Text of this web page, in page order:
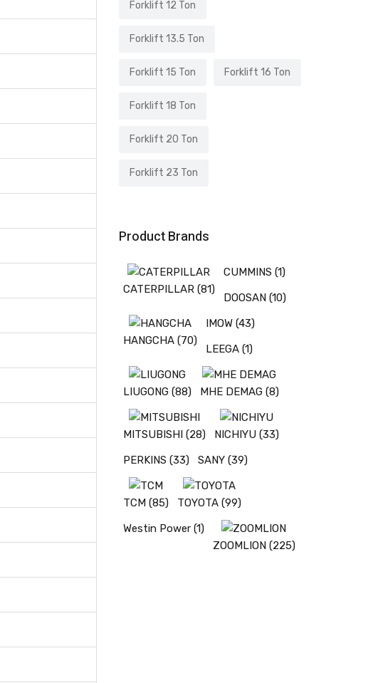
Forklift 12 Ton
Forklift 13.5 Ton
Forklift 15 Ton Forklift 16 Ton
Forklift 18 Ton
Forklift 20 Ton
Forklift 23 Ton
Product Brands
CATERPILLAR (81)
CUMMINS (1)
DOOSAN (10)
HANGCHA (70)
IMOW (43)
LEEGA (1)
LIUGONG (88) MHE DEMAG (8)
MITSUBISHI (28) NICHIYU (33)
PERKINS (33) SANY (39)
TCM (85) TOYOTA (99)
Westin Power (1)
ZOOMLION (225)